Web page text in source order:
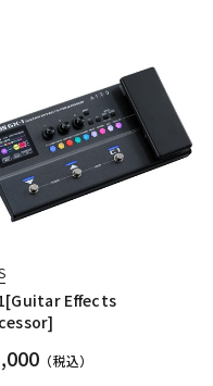
Effects
（税込）